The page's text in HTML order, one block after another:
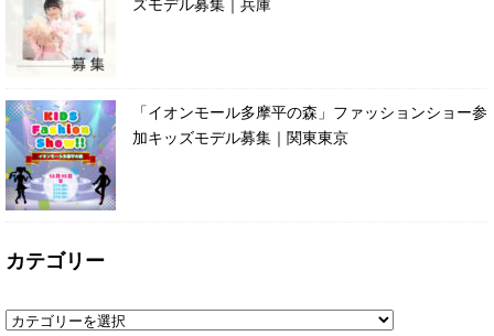
ズモデル募集｜兵庫
「イオンモール多摩平の森」ファッションショー参
加キッズモデル募集｜関東東京
カテゴリー